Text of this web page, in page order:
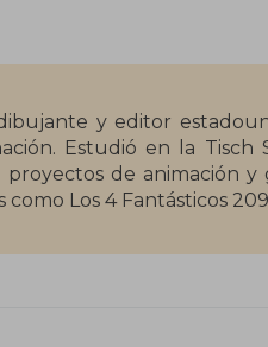
y editor
Estudió en la
de animación
Los 4 Fantásticos
Soy una
Estas obras han